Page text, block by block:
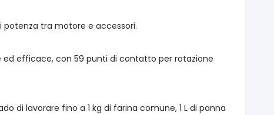
tra motore e accessori.
efficace, con 59 punti di contatto per rotazione
di lavorare fino a 1 kg di farina comune, 1 L di panna